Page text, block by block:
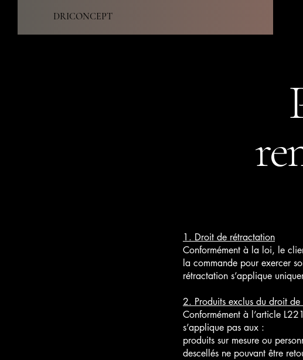
DRICONCEPT
1. Droit de rétractation
Conformément à la loi, le
la commande pour exercer
rétractation s’applique
2. Produits exclus du droit
Conformément à l’article
s’applique pas aux :
produits sur mesure ou
descellés ne pouvant être